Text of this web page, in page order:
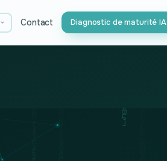
Contact Diagnostic de maturité IA